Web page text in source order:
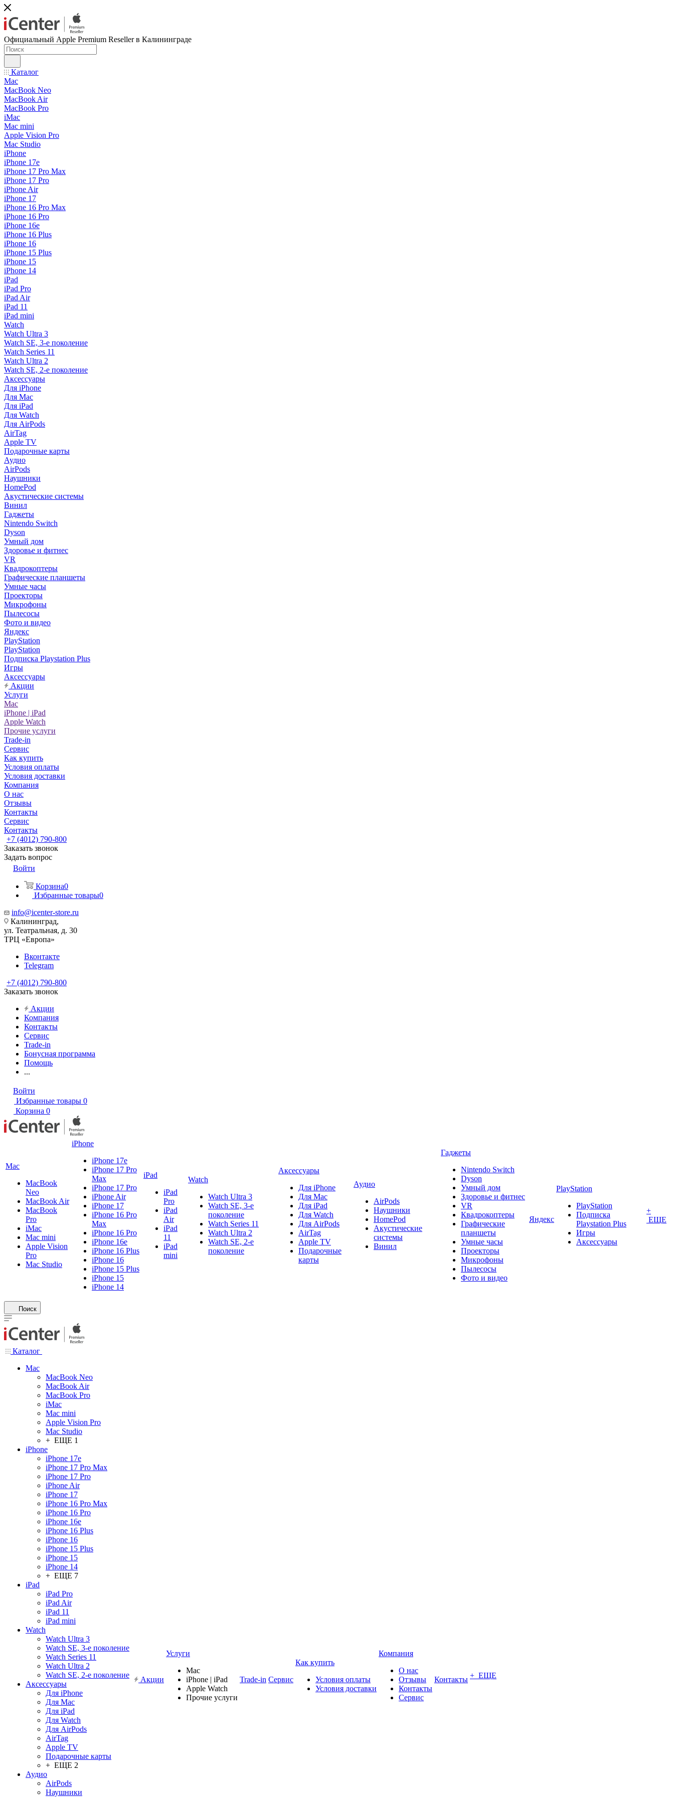
Официальный Apple Premium Reseller в Калининграде
Каталог
Mac
MacBook Neo
MacBook Air
MacBook Pro
iMac
Mac mini
Apple Vision Pro
Mac Studio
iPhone
iPhone 17e
iPhone 17 Pro Max
iPhone 17 Pro
iPhone Air
iPhone 17
iPhone 16 Pro Max
iPhone 16 Pro
iPhone 16e
iPhone 16 Plus
iPhone 16
iPhone 15 Plus
iPhone 15
iPhone 14
iPad
iPad Pro
iPad Air
iPad 11
iPad mini
Watch
Watch Ultra 3
Watch SE, 3-е поколение
Watch Series 11
Watch Ultra 2
Watch SE, 2-е поколение
Аксессуары
Для iPhone
Для Mac
Для iPad
Для Watch
Для AirPods
AirTag
Apple TV
Подарочные карты
Аудио
AirPods
Наушники
HomePod
Акустические системы
Винил
Гаджеты
Nintendo Switch
Dyson
Умный дом
Здоровье и фитнес
VR
Квадрокоптеры
Графические планшеты
Умные часы
Проекторы
Микрофоны
Пылесосы
Фото и видео
Яндекс
PlayStation
PlayStation
Подписка Playstation Plus
Игры
Аксессуары
Акции
Услуги
Mac
iPhone | iPad
Apple Watch
Прочие услуги
Trade-in
Сервис
Как купить
Условия оплаты
Условия доставки
Компания
О нас
Отзывы
Контакты
Сервис
Контакты
+7 (4012) 790-800
Заказать звонок
Задать вопрос
Войти
Корзина0
Избранные товары0
info@icenter-store.ru
Калининград,
ул. Театральная, д. 30
ТРЦ «Европа»
Вконтакте
Telegram
+7 (4012) 790-800
Заказать звонок
Акции
Компания
Контакты
Сервис
Trade-in
Бонусная программа
Помощь
...
Войти
Избранные товары 0
Корзина 0
Mac
MacBook
Neo
MacBook Air
MacBook
Pro
iMac
Mac mini
Apple Vision
Pro
Mac Studio
iPhone
iPhone 17e
iPhone 17 Pro
Max
iPhone 17 Pro
iPhone Air
iPhone 17
iPhone 16 Pro
Max
iPhone 16 Pro
iPhone 16e
iPhone 16 Plus
iPhone 16
iPhone 15 Plus
iPhone 15
iPhone 14
iPad
iPad
Pro
iPad
Air
iPad
11
iPad
mini
Watch
Watch Ultra 3
Watch SE, 3-е
поколение
Watch Series 11
Watch Ultra 2
Watch SE, 2-е
поколение
Аксессуары
Для iPhone
Для Mac
Для iPad
Для Watch
Для AirPods
AirTag
Apple TV
Подарочные
карты
Аудио
AirPods
Наушники
HomePod
Акустические
системы
Винил
Гаджеты
Nintendo Switch
Dyson
Умный дом
Здоровье и фитнес
VR
Квадрокоптеры
Графические
планшеты
Умные часы
Проекторы
Микрофоны
Пылесосы
Фото и видео
Яндекс
PlayStation
PlayStation
Подписка
Playstation Plus
Игры
Аксессуары
+
ЕЩЕ
Поиск
Каталог
Mac
MacBook Neo
MacBook Air
MacBook Pro
iMac
Mac mini
Apple Vision Pro
Mac Studio
+ ЕЩЕ 1
iPhone
iPhone 17e
iPhone 17 Pro Max
iPhone 17 Pro
iPhone Air
iPhone 17
iPhone 16 Pro Max
iPhone 16 Pro
iPhone 16e
iPhone 16 Plus
iPhone 16
iPhone 15 Plus
iPhone 15
iPhone 14
+ ЕЩЕ 7
iPad
iPad Pro
iPad Air
iPad 11
iPad mini
Watch
Watch Ultra 3
Watch SE, 3-е поколение
Watch Series 11
Watch Ultra 2
Watch SE, 2-е поколение
Аксессуары
Для iPhone
Для Mac
Для iPad
Для Watch
Для AirPods
AirTag
Apple TV
Подарочные карты
+ ЕЩЕ 2
Аудио
AirPods
Наушники
Акции
Услуги
Mac
iPhone | iPad
Apple Watch
Прочие услуги
Trade-in Сервис
Как купить
Условия оплаты
Условия доставки
Компания
О нас
Отзывы
Контакты
Сервис
Контакты + ЕЩЕ